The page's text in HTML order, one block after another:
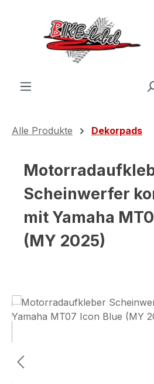
Zum Hauptinhalt springen
Alle Produkte Dekorpads
Scheinwerfer
mit Yamaha
(MY 2025)
Bildergalerie überspringen